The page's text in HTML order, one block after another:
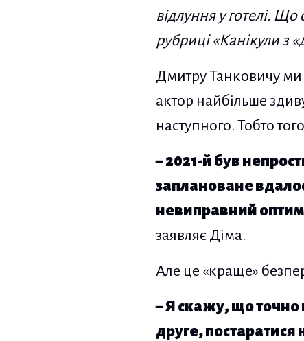
відлуння у готелі.
рубриці «Канікули з
Дмитру Танковичу ми
актор найбільше
наступного. Тобто
– 2021-й був
заплановане
невиправний
заявляє Діма.
Але це «краще»
– Я скажу, що точно
друге, постаратися